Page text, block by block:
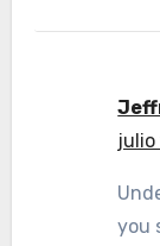
julio
you